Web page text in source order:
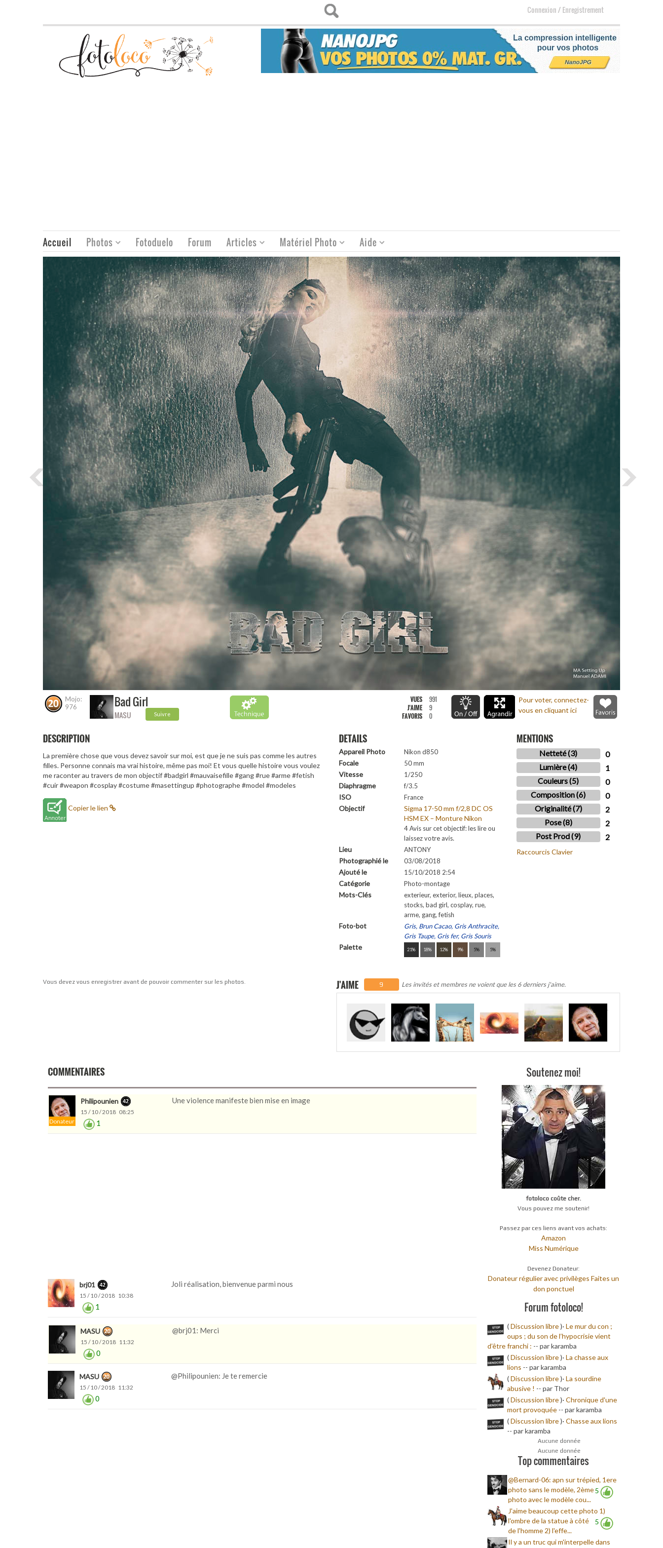
Connexion/Enregistrement
Accueil Photos Fotoduelo Forum Articles Matériel Photo Aide
Mojo:
976
Bad Girl
MASU Suivre
VUES
J'AIME
FAVORIS
991
9
0
Pour voter, connectez-
vous en cliquant ici
DESCRIPTION
La première chose que vous devez savoir sur moi, est que je ne suis pas comme les autres
filles. Personne connais ma vrai histoire, même pas moi! Et vous quelle histoire vous voulez
me raconter au travers de mon objectif #badgirl #mauvaisefille #gang #rue #arme #fetish
#cuir #weapon #cosplay #costume #masettingup #photographe #model #modeles
Copier le lien
DETAILS
Appareil Photo Nikon d850
Focale 50 mm
Vitesse 1/250
Diaphragme f/3.5
ISO France
Objectif
Sigma 17-50 mm f/2,8 DC OS
HSM EX – Monture Nikon
4 Avis sur cet objectif: les lire ou
laissez votre avis.
Lieu ANTONY
Photographié le 03/08/2018
Ajouté le 15/10/2018 2:54
Catégorie Photo-montage
Mots-Clés
exterieur, exterior, lieux, places,
stocks, bad girl, cosplay, rue,
arme, gang, fetish
Foto-bot
Gris, Brun Cacao, Gris Anthracite,
Gris Taupe, Gris fer, Gris Souris
Palette 21% 18% 12% 9% 5% 5%
MENTIONS
Netteté (3)
0
Lumière (4)
1
Couleurs (5)
0
Composition (6)
0
Originalité (7)
2
Pose (8)
2
Post Prod (9)
2
Raccourcis Clavier
Vous devez vous enregistrer avant de pouvoir commenter sur les photos. J'AIME 9 Les invités et membres ne voient que les 6 derniers j'aime.
.
COMMENTAIRES
Donateur
Philipounien
15 / 10 / 2018 08:25
1
Une violence manifeste bien mise en image
brj01
15 / 10 / 2018 10:38
1
Joli réalisation, bienvenue parmi nous
MASU
15 / 10 / 2018 11:32
0
@brj01: Merci
MASU
15 / 10 / 2018 11:32
0
@Philipounien: Je te remercie
Soutenez moi!
fotoloco coûte cher.
Vous pouvez me soutenir!
Passez par ces liens avant vos achats:
Amazon
Miss Numérique
Devenez Donateur:
Donateur régulier avec privilèges Faites un
don ponctuel
Forum fotoloco!
(Discussion libre)·Le mur du con ;
oups ; du son de l’hypocrisie vient
d’être franchi : -- par karamba
(Discussion libre)·La chasse aux
lions -- par karamba
(Discussion libre)·La sourdine
abusive ! -- par Thor
(Discussion libre)·Chronique d'une
mort provoquée -- par karamba
(Discussion libre)·Chasse aux lions
-- par karamba
Aucune donnée
Aucune donnée
Top commentaires
5
@Bernard-06: apn sur trépied, 1ere
photo sans le modèle, 2ème
photo avec le modèle cou...
5
J'aime beaucoup cette photo 1)
l'ombre de la statue à côté
de l'homme 2) l'effe...
Il y a un truc qui m'interpelle dans